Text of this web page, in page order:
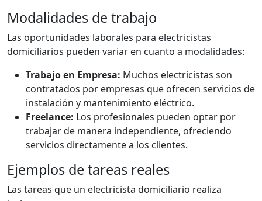
Modalidades de trabajo
Las oportunidades laborales para electricistas
domiciliarios pueden variar en cuanto a modalidades:
Trabajo en Empresa: Muchos electricistas son
contratados por empresas que ofrecen servicios de
instalación y mantenimiento eléctrico.
Freelance: Los profesionales pueden optar por
trabajar de manera independiente, ofreciendo
servicios directamente a los clientes.
Ejemplos de tareas reales
Las tareas que un electricista domiciliario realiza